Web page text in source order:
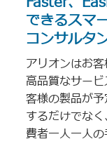
できるスマ
コンサルタ
アリオンはお
高品質なサー
客様の製品が
するだけでな
費者一人一人の